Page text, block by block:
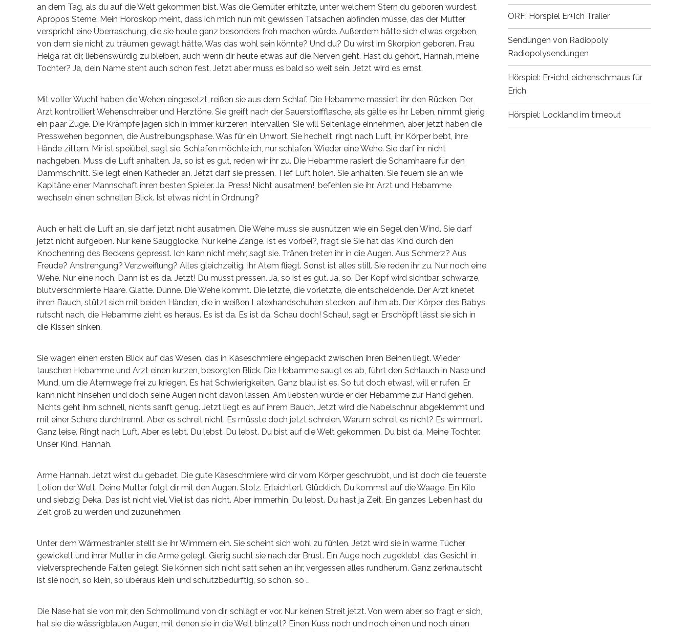
an dem Tag, als du auf die Welt gekommen bist. Was die Gemüter erhitzte, unter welchem Stern du geboren wurdest.
Apropos Sterne. Mein Horoskop meint, dass ich mich nun mit gewissen Tatsachen abfinden müsse, das der Mutter
verspricht eine Überraschung, die sie heute ganz besonders froh machen würde. Außerdem hätte sich etwas ergeben,
von dem sie nicht zu träumen gewagt hätte. Was das wohl sein könnte? Und du? Du wirst im Skorpion geboren. Frau
Helga rät dir, liebenswürdig zu bleiben, auch wenn dir heute etwas auf die Nerven geht. Hast du gehört, Hannah, meine
Tochter? Ja, dein Name steht auch schon fest. Jetzt aber muss es bald so weit sein. Jetzt wird es ernst.
Mit voller Wucht haben die Wehen eingesetzt, reißen sie aus dem Schlaf. Die Hebamme massiert ihr den Rücken. Der
Arzt kontrolliert Wehenschreiber und Herztöne. Sie greift nach der Sauerstoffflasche, als gälte es ihr Leben, nimmt gierig
ein paar Züge. Die Krämpfe jagen sich in immer kürzeren Intervallen. Sie will Seitenlage einnehmen, aber jetzt haben die
Presswehen begonnen, die Austreibungsphase. Was für ein Unwort. Sie hechelt, ringt nach Luft, ihr Körper bebt, ihre
Hände zittern. Mir ist speiübel, sagt sie. Schlafen möchte ich, nur schlafen. Wieder eine Wehe. Sie darf ihr nicht
nachgeben. Muss die Luft anhalten. Ja, so ist es gut, reden wir ihr zu. Die Hebamme rasiert die Schamhaare für den
Dammschnitt. Sie legt einen Katheder an. Jetzt darf sie pressen. Tief Luft holen. Sie anhalten. Sie feuern sie an wie
Kapitäne einer Mannschaft ihren besten Spieler. Ja. Press! Nicht ausatmen!, befehlen sie ihr. Arzt und Hebamme
wechseln einen schnellen Blick. Ist etwas nicht in Ordnung?
Auch er hält die Luft an, sie darf jetzt nicht ausatmen. Die Wehe muss sie ausnützen wie ein Segel den Wind. Sie darf
jetzt nicht aufgeben. Nur keine Saugglocke. Nur keine Zange. Ist es vorbei?, fragt sie Sie hat das Kind durch den
Knochenring des Beckens gepresst. Ich kann nicht mehr, sagt sie. Tränen treten ihr in die Augen. Aus Schmerz? Aus
Freude? Anstrengung? Verzweiflung? Alles gleichzeitig. Ihr Atem fliegt. Sonst ist alles still. Sie reden ihr zu. Nur noch eine
Wehe. Nur eine noch. Dann ist es da. Jetzt! Du musst pressen. Ja, so ist es gut. Ja, so. Der Kopf wird sichtbar, schwarze,
blutverschmierte Haare. Glatte. Dünne. Die Wehe kommt. Die letzte, die vorletzte, die entscheidende. Der Arzt knetet
ihren Bauch, stützt sich mit beiden Händen, die in weißen Latexhandschuhen stecken, auf ihm ab. Der Körper des Babys
rutscht nach, die Hebamme zieht es heraus. Es ist da. Es ist da. Schau doch! Schau!, sagt er. Erschöpft lässt sie sich in
die Kissen sinken.
Sie wagen einen ersten Blick auf das Wesen, das in Käseschmiere eingepackt zwischen ihren Beinen liegt. Wieder
tauschen Hebamme und Arzt einen kurzen, besorgten Blick. Die Hebamme saugt es ab, führt den Schlauch in Nase und
Mund, um die Atemwege frei zu kriegen. Es hat Schwierigkeiten. Ganz blau ist es. So tut doch etwas!, will er rufen. Er
kann nicht hinsehen und doch seine Augen nicht davon lassen. Am liebsten würde er der Hebamme zur Hand gehen.
Nichts geht ihm schnell, nichts sanft genug. Jetzt liegt es auf ihrem Bauch. Jetzt wird die Nabelschnur abgeklemmt und
mit einer Schere durchtrennt. Aber es schreit nicht. Es müsste doch jetzt schreien. Warum schreit es nicht? Es wimmert.
Ganz leise. Ringt nach Luft. Aber es lebt. Du lebst. Du lebst. Du bist auf die Welt gekommen. Du bist da. Meine Tochter.
Unser Kind. Hannah.
Arme Hannah. Jetzt wirst du gebadet. Die gute Käseschmiere wird dir vom Körper geschrubbt, und ist doch die teuerste
Lotion der Welt. Deine Mutter folgt dir mit den Augen. Stolz. Erleichtert. Glücklich. Du kommst auf die Waage. Ein Kilo
und siebzig Deka. Das ist nicht viel. Viel ist das nicht. Aber immerhin. Du lebst. Du hast ja Zeit. Ein ganzes Leben hast du
Zeit groß zu werden und zuzunehmen.
Unter dem Wärmestrahler stellt sie ihr Wimmern ein. Sie scheint sich wohl zu fühlen. Jetzt wird sie in warme Tücher
gewickelt und ihrer Mutter in die Arme gelegt. Gierig sucht sie nach der Brust. Ein Auge noch zugeklebt, das Gesicht in
vielversprechende Falten gelegt. Sie können sich nicht satt sehen an ihr, vergessen alles rundherum. Ganz zerknautscht
ist sie noch, so klein, so überaus klein und schutzbedürftig, so schön, so …
Die Nase hat sie von mir, den Schmollmund von dir, schlägt er vor. Nur keinen Streit jetzt. Von wem aber, so fragt er sich,
hat sie die wässrigblauen Augen, mit denen sie in die Welt blinzelt? Einen Kuss noch und noch einen und noch einen
ORF: Hörspiel Er+Ich Trailer
Sendungen von Radiopoly
Radiopolysendungen
Hörspiel: Er+ich:Leichenschmaus für
Erich
Hörspiel: Lockland im timeout